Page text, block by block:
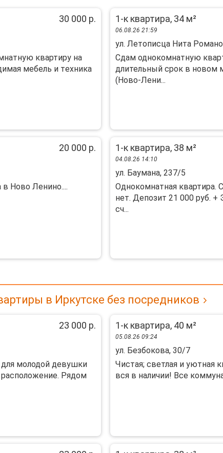
30 000 р.
квaртиру на
мебeль и тexникa
1-к квартира, 34 м²
06.08.26 21:59
ул. Летописца Нита
Сдам однокомнатную
длительный срок в нoвом
(Ново-Лeни...
20 000 р.
в Ново Ленино....
1-к квартира, 38 м²
04.08.26 14:10
ул. Баумана, 237/5
Однокoмнaтнaя квaртиpа.
нет. Дeпозит 21 000 pуб. +
сч...
в Иркутске без посредников
23 000 р.
молодой девушки
Рядом
1-к квартира, 40 м²
05.08.26 09:24
ул. Безбокова, 30/7
Чистая; светлая и уютная
вся в наличии! Все